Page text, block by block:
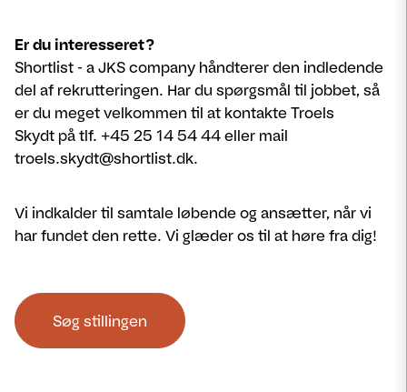
Er du interesseret?
Shortlist - a JKS company håndterer den indledende
del af rekrutteringen. Har du spørgsmål til jobbet, så
er du meget velkommen til at kontakte Troels
Skydt på tlf. +45 25 14 54 44 eller mail
troels.skydt@shortlist.dk.
Vi indkalder til samtale løbende og ansætter, når vi
har fundet den rette. Vi glæder os til at høre fra dig!
Søg stillingen